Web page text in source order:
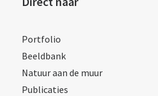
Portfolio
Beeldbank
Natuur aan de muur
Publicaties